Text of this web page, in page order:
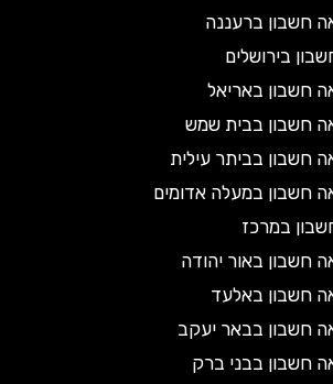
ברעננה
בירושלים
באריאל
בבית שמש
בביתר עילית
במעלה אדומים
במרכז
באור יהודה
באלעד
בבאר יעקב
בבני ברק